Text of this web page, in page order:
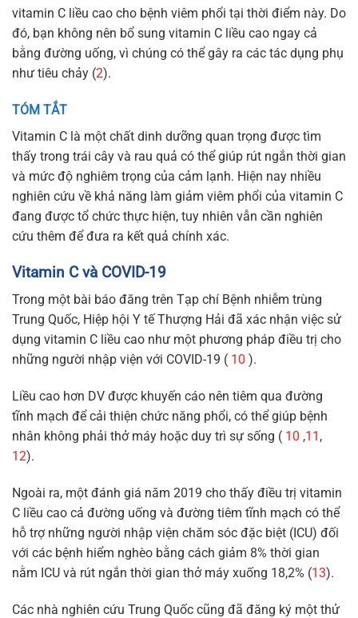
vitamin C liều cao cho bệnh viêm phổi tại thời điểm này. Do
đó, bạn không nên bổ sung vitamin C liều cao ngay cả
bằng đường uống, vì chúng có thể gây ra các tác dụng phụ
như tiêu chảy (2).
TÓM TẮT
Vitamin C là một chất dinh dưỡng quan trọng được tìm
thấy trong trái cây và rau quả có thể giúp rút ngắn thời gian
và mức độ nghiêm trọng của cảm lạnh. Hiện nay nhiều
nghiên cứu về khả năng làm giảm viêm phổi của vitamin C
đang được tổ chức thực hiện, tuy nhiên vẫn cần nghiên
cứu thêm để đưa ra kết quả chính xác.
Vitamin C và COVID-19
Trong một bài báo đăng trên Tạp chí Bệnh nhiễm trùng
Trung Quốc, Hiệp hội Y tế Thượng Hải đã xác nhận việc sử
dụng vitamin C liều cao như một phương pháp điều trị cho
những người nhập viện với COVID-19 ( 10 ).
Liều cao hơn DV được khuyến cáo nên tiêm qua đường
tĩnh mạch để cải thiện chức năng phổi, có thể giúp bệnh
nhân không phải thở máy hoặc duy trì sự sống ( 10 ,11 ,
12).
Ngoài ra, một đánh giá năm 2019 cho thấy điều trị vitamin
C liều cao cả đường uống và đường tiêm tĩnh mạch có thể
hỗ trợ những người nhập viện chăm sóc đặc biệt (ICU) đối
với các bệnh hiểm nghèo bằng cách giảm 8% thời gian
nằm ICU và rút ngắn thời gian thở máy xuống 18,2% (13).
Các nhà nghiên cứu Trung Quốc cũng đã đăng ký một thử